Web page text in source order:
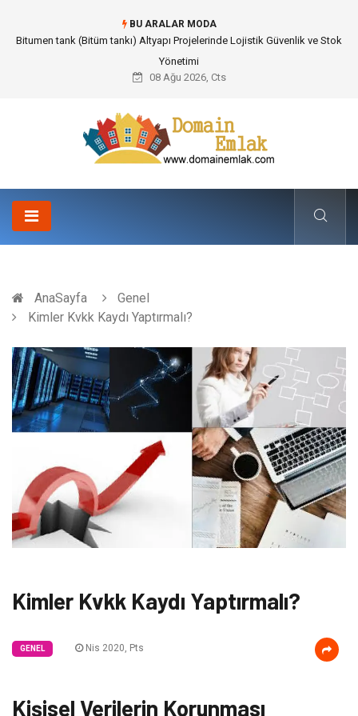
BU ARALAR MODA
Bitumen tank (Bitüm tankı) Altyapı Projelerinde Lojistik Güvenlik ve Stok
Yönetimi
08 Ağu 2026, Cts
AnaSayfa
Genel
Kimler Kvkk Kaydı Yaptırmalı?
Kimler Kvkk Kaydı Yaptırmalı?
GENEL Nis 2020, Pts
Kişisel Verilerin Korunması